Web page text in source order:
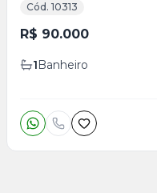
Cód. 10313
R$ 90.000
1Banheiro